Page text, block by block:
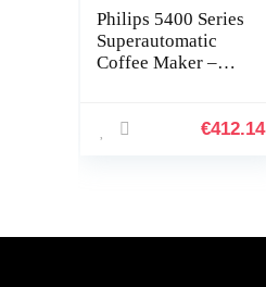
Philips 5400 Series
Superautomatic
Coffee Maker –
Varieties, Intuitive
€412.14